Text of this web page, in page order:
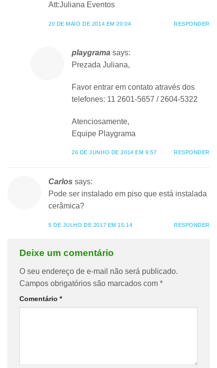
Att:Juliana Eventos
20 DE MAIO DE 2014 EM 20:04 RESPONDER
playgrama says:
Prezada Juliana,
Favor entrar em contato através dos
telefones: 11 2601-5657 / 2604-5322
Atenciosamente,
Equipe Playgrama
26 DE JUNHO DE 2014 EM 9:57 RESPONDER
Carlos says:
Pode ser instalado em piso que está instalada
cerâmica?
5 DE JULHO DE 2017 EM 15:14 RESPONDER
Deixe um comentário
O seu endereço de e-mail não será publicado.
Campos obrigatórios são marcados com *
Comentário *